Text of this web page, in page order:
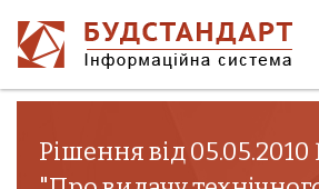
Рішення від